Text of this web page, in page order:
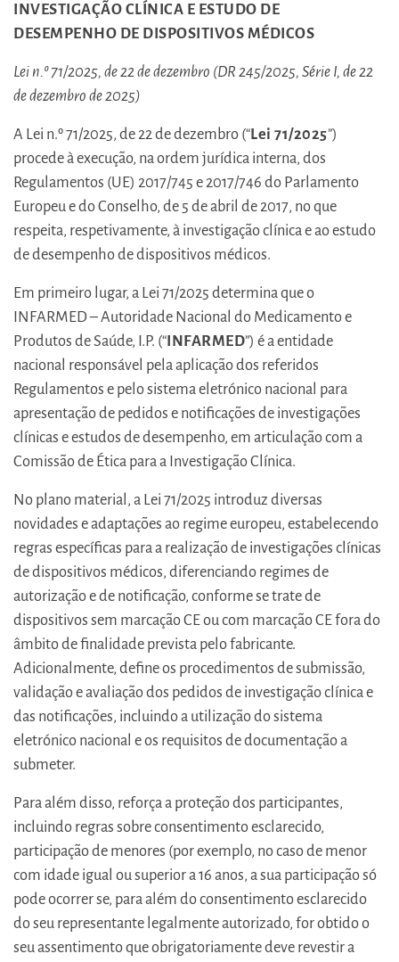
INVESTIGAÇÃO CLÍNICA E ESTUDO DE
DESEMPENHO DE DISPOSITIVOS MÉDICOS
Lei n.º 71/2025, de 22 de dezembro (DR 245/2025, Série I, de 22
de dezembro de 2025)
A Lei n.º 71/2025, de 22 de dezembro (“Lei 71/2025”)
procede à execução, na ordem jurídica interna, dos
Regulamentos (UE) 2017/745 e 2017/746 do Parlamento
Europeu e do Conselho, de 5 de abril de 2017, no que
respeita, respetivamente, à investigação clínica e ao estudo
de desempenho de dispositivos médicos.
Em primeiro lugar, a Lei 71/2025 determina que o
INFARMED – Autoridade Nacional do Medicamento e
Produtos de Saúde, I.P. (“ INFARMED”) é a entidade
nacional responsável pela aplicação dos referidos
Regulamentos e pelo sistema eletrónico nacional para
apresentação de pedidos e notificações de investigações
clínicas e estudos de desempenho, em articulação com a
Comissão de Ética para a Investigação Clínica.
No plano material, a Lei 71/2025 introduz diversas
novidades e adaptações ao regime europeu, estabelecendo
regras específicas para a realização de investigações clínicas
de dispositivos médicos, diferenciando regimes de
autorização e de notificação, conforme se trate de
dispositivos sem marcação CE ou com marcação CE fora do
âmbito de finalidade prevista pelo fabricante.
Adicionalmente, define os procedimentos de submissão,
validação e avaliação dos pedidos de investigação clínica e
das notificações, incluindo a utilização do sistema
eletrónico nacional e os requisitos de documentação a
submeter.
Para além disso, reforça a proteção dos participantes,
incluindo regras sobre consentimento esclarecido,
participação de menores (por exemplo, no caso de menor
com idade igual ou superior a 16 anos, a sua participação só
pode ocorrer se, para além do consentimento esclarecido
do seu representante legalmente autorizado, for obtido o
seu assentimento que obrigatoriamente deve revestir a